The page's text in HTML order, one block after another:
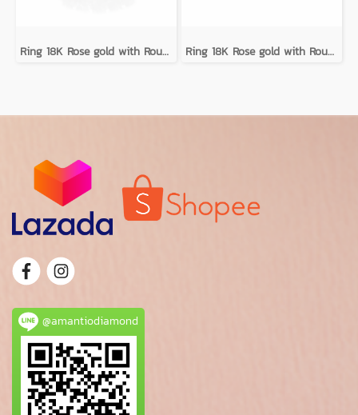
Ring 18K Rose gold with Round Diamond Ring 18K Rose gold with Round Diamond
@amantiodiamond